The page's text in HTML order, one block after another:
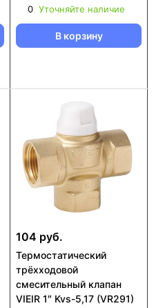
0 Уточняйте наличие
В корзину
104 руб.
Термостатический
трёхходовой
смесительный клапан
VIEIR 1″ Kvs-5,17 (VR291)